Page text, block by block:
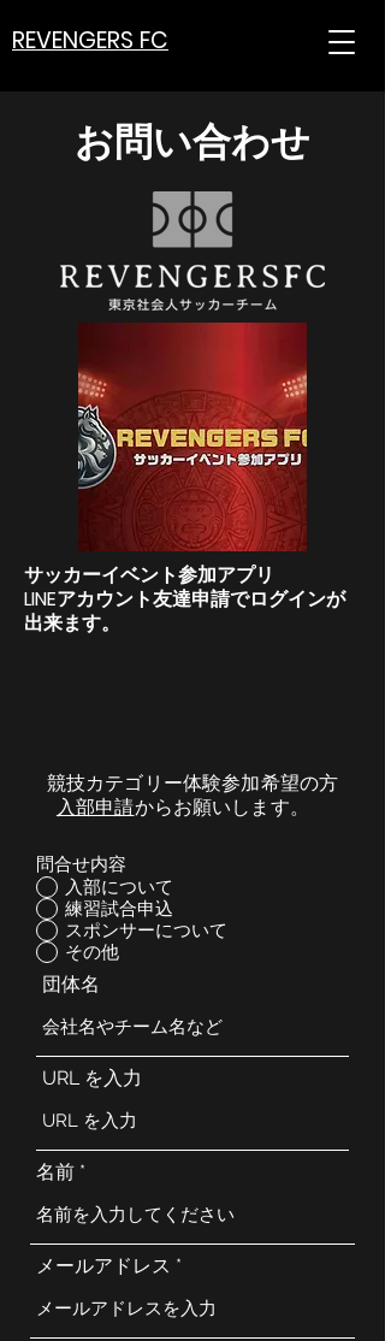
REVENGERS FC
お問い合わせ
サッカーイベント参加アプリ
​LINEアカウント友達申請でログインが
出来ます。
​競技カテゴリー体験参加希望の方
入部申請からお願いします。
問合せ内容
入部について
練習試合申込
スポンサーについて
その他
団体名
URL を入力
名前
メールアドレス